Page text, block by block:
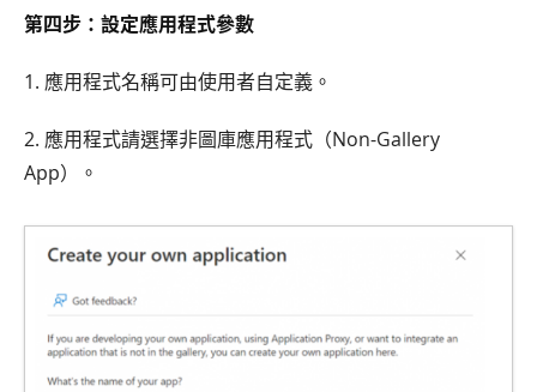
第四步：設定應用程式參數
1. 應用程式名稱可由使用者自定義。
2. 應用程式請選擇非圖庫應用程式（Non-Gallery
App）。